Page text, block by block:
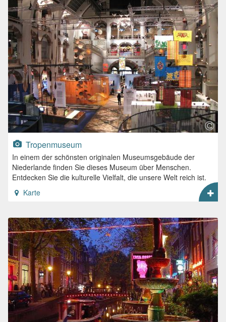
Tropenmuseum
In einem der schönsten originalen Museumsgebäude der
Niederlande finden Sie dieses Museum über Menschen.
Entdecken Sie die kulturelle Vielfalt, die unsere Welt reich ist.
Karte